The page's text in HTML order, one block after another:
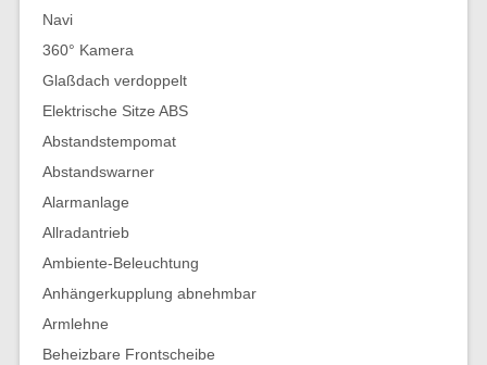
Navi
360° Kamera
Glaßdach verdoppelt
Elektrische Sitze ABS
Abstandstempomat
Abstandswarner
Alarmanlage
Allradantrieb
Ambiente-Beleuchtung
Anhängerkupplung abnehmbar
Armlehne
Beheizbare Frontscheibe